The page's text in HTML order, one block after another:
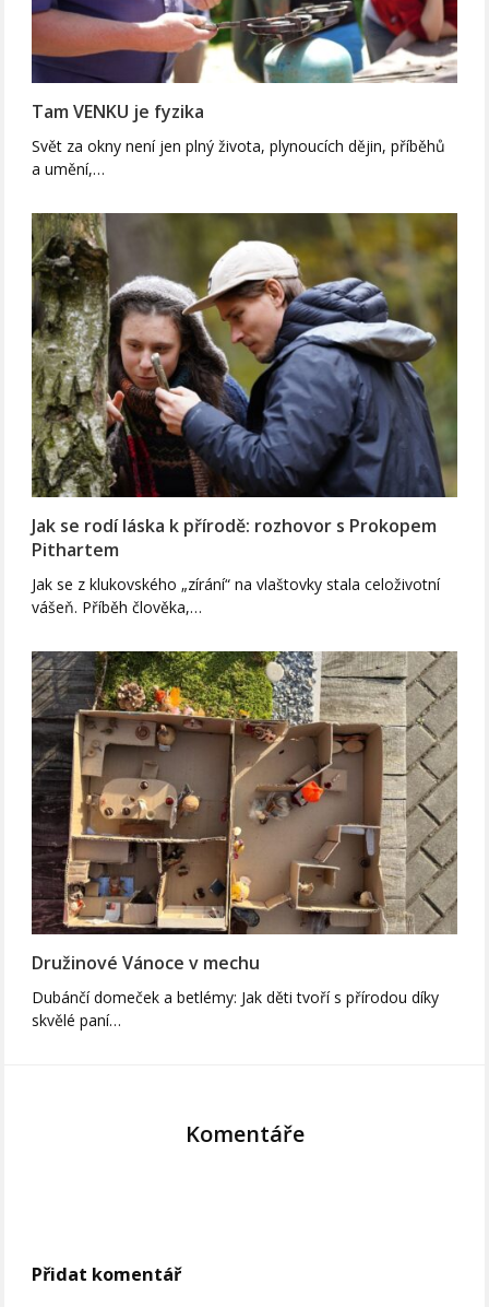
Tam VENKU je fyzika
Svět za okny není jen plný života, plynoucích dějin, příběhů
a umění,…
Jak se rodí láska k přírodě: rozhovor s Prokopem
Pithartem
Jak se z klukovského „zírání“ na vlaštovky stala celoživotní
vášeň. Příběh člověka,…
Družinové Vánoce v mechu
Dubánčí domeček a betlémy: Jak děti tvoří s přírodou díky
skvělé paní…
Komentáře
Přidat komentář